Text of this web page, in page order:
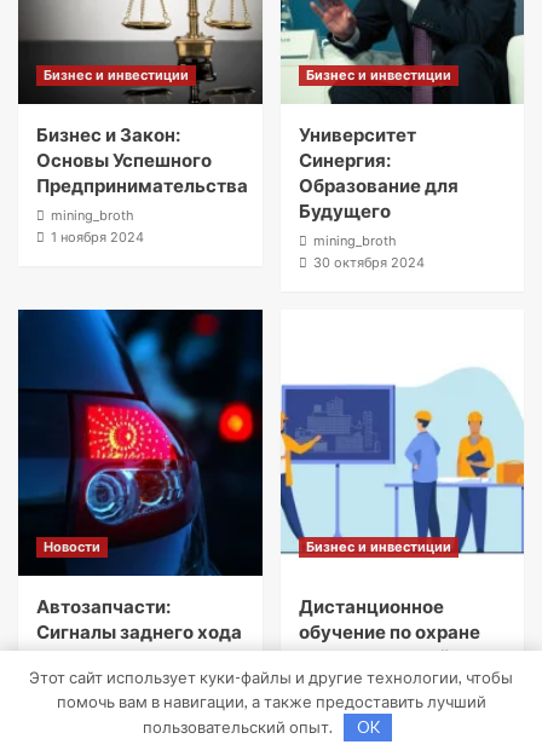
Бизнес и инвестиции
Бизнес и Закон:
Основы Успешного
Предпринимательства
mining_broth
1 ноября 2024
Бизнес и инвестиции
Университет
Синергия:
Образование для
Будущего
mining_broth
30 октября 2024
Новости
Автозапчасти:
Сигналы заднего хода
и их значение для
безопасности на
дороге
Бизнес и инвестиции
Дистанционное
обучение по охране
труда с тренажёрами
онлайн
mining_broth
9 октября 2024
Этот сайт использует куки-файлы и другие технологии, чтобы
помочь вам в навигации, а также предоставить лучший
пользовательский опыт.
OK